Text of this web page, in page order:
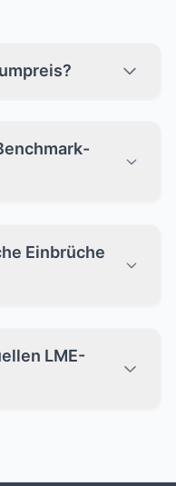
Einbrüche
LME-